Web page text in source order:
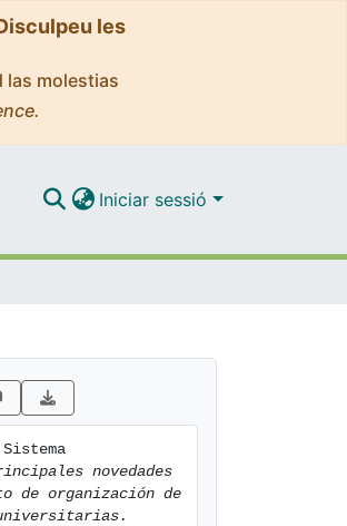
les
las molestias
Iniciar sessió
novedades
de organización de